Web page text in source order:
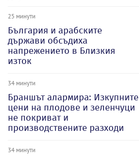
25 минути
България и арабските
държави обсъдиха
напрежението в Близкия
изток
34 минути
Браншът алармира: Изкупните
цени на плодове и зеленчуци
не покриват и
производствените разходи
34 минути